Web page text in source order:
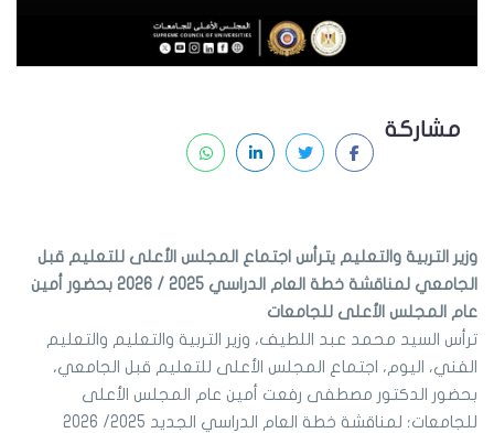
مشاركة
وزير التربية والتعليم يترأس اجتماع المجلس الأعلى للتعليم قبل
الجامعي لمناقشة خطة العام الدراسي 2025 / 2026 بحضور أمين
عام المجلس الأعلى للجامعات
ترأس السيد محمد عبد اللطيف، وزير التربية والتعليم والتعليم
الفني، اليوم، اجتماع المجلس الأعلى للتعليم قبل الجامعي،
بحضور الدكتور مصطفى رفعت أمين عام المجلس الأعلى
للجامعات؛ لمناقشة خطة العام الدراسي الجديد 2025/ 2026